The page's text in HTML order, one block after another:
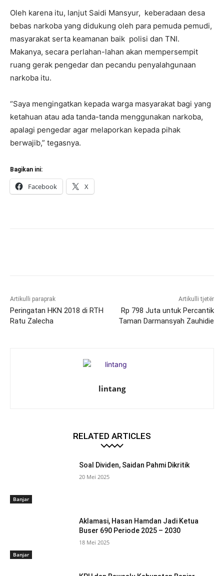
Oleh karena itu, lanjut Saidi Mansyur, keberadaan desa
bebas narkoba yang didukung oleh para pemuda pemudi,
masyarakat serta keamanan baik polisi dan TNI.
Makanya, secara perlahan-lahan akan mempersempit
ruang gerak pengedar dan pecandu penyalahgunaan
narkoba itu.
“Saya mengingatkan kepada warga masyarakat bagi yang
ketahuan atau ada tanda-tanda menggunakan narkoba,
apalagi pengedar agar melaporkan kepada pihak
berwajib,” tegasnya.
Bagikan ini:
Facebook X
Artikulli paraprak
Peringatan HKN 2018 di RTH
Ratu Zalecha
Artikulli tjetër
Rp 798 Juta untuk Percantik
Taman Darmansyah Zauhidie
lintang
RELATED ARTICLES
Banjar
Soal Dividen, Saidan Pahmi Dikritik
20 Mei 2025
Banjar
Aklamasi, Hasan Hamdan Jadi Ketua
Buser 690 Periode 2025 – 2030
18 Mei 2025